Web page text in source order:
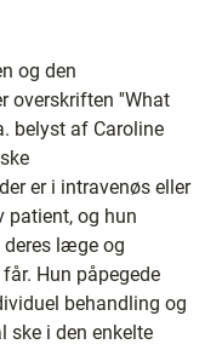
og den
overskriften ''What
belyst af Caroline
er i intravenøs eller
patient, og hun
læge og
Hun påpegede
behandling og
ske i den enkelte